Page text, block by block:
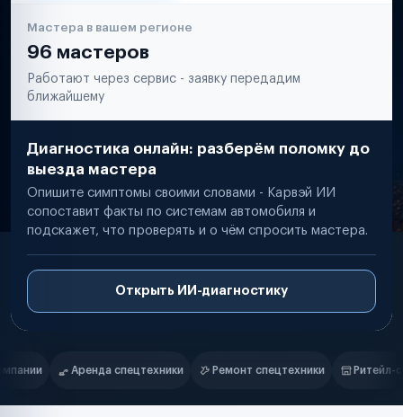
Мастера в вашем регионе
96 мастеров
Работают через сервис - заявку передадим
ближайшему
Диагностика онлайн: разберём поломку до
выезда мастера
Опишите симптомы своими словами - Карвэй ИИ
сопоставит факты по системам автомобиля и
подскажет, что проверять и о чём спросить мастера.
Открыть ИИ-диагностику
Нам доверяют
Ремонт спецтехники Ритейл-сети Управляющие компании
Маркетплейсы